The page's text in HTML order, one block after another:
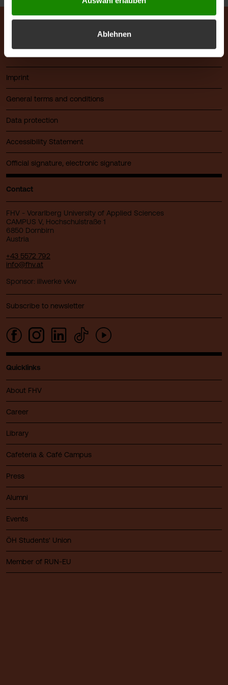
Ablehnen
Imprint
General terms and conditions
Data protection
Accessibility Statement
Official signature, electronic signature
Contact
FHV - Vorarlberg University of Applied Sciences
CAMPUS V, Hochschulstraße 1
6850 Dornbirn
Austria
+43 5572 792
info@fhv.at
Sponsor: illwerke vkw
Subscribe to newsletter
Quicklinks
About FHV
Career
Library
Cafeteria & Café Campus
Press
Alumni
Events
ÖH Students' Union
Member of RUN-EU